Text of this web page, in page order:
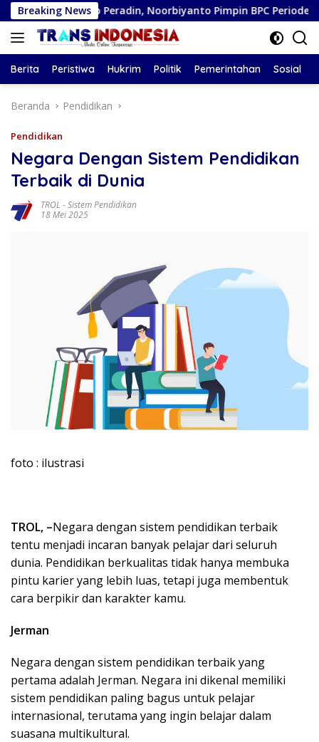
Langsung
ke
konten
Breaking News
Peradin, Noorbiyanto Pimpin BPC Periode 2026–2028
Berita Peristiwa Hukrim Politik Pemerintahan Sosial
Beranda Pendidikan
Pendidikan
Negara Dengan Sistem Pendidikan
Terbaik di Dunia
TROL -Sistem Pendidikan
18 Mei 2025
foto : ilustrasi
TROL, –Negara dengan sistem pendidikan terbaik
tentu menjadi incaran banyak pelajar dari seluruh
dunia. Pendidikan berkualitas tidak hanya membuka
pintu karier yang lebih luas, tetapi juga membentuk
cara berpikir dan karakter kamu.
Jerman
Negara dengan sistem pendidikan terbaik yang
pertama adalah Jerman. Negara ini dikenal memiliki
sistem pendidikan paling bagus untuk pelajar
internasional, terutama yang ingin belajar dalam
suasana multikultural.